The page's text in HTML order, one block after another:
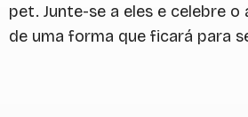
pet. Junte-se a eles e celebre
de uma forma que ficará para